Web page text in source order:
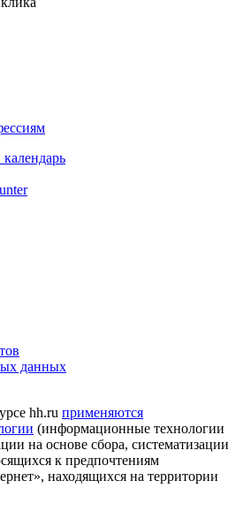
данных
hh.ru применяются
(информационные технологии
на основе сбора, систематизации
к предпочтениям
находящихся на территории